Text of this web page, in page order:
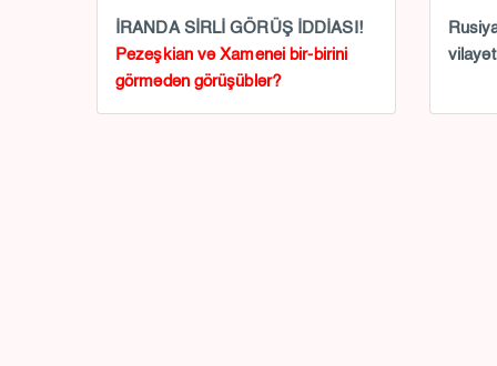
İRANDA SİRLİ GÖRÜŞ İDDİASI!
Pezeşkian və Xamenei bir-birini
görmədən görüşüblər?